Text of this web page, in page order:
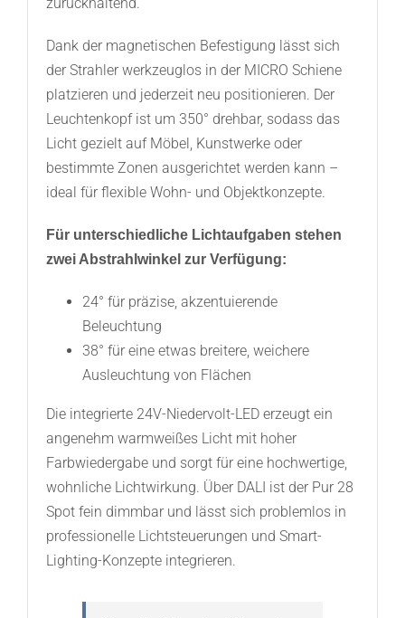
Dank der magnetischen Befestigung lässt sich
der Strahler werkzeuglos in der MICRO Schiene
platzieren und jederzeit neu positionieren. Der
Leuchtenkopf ist um 350° drehbar, sodass das
Licht gezielt auf Möbel, Kunstwerke oder
bestimmte Zonen ausgerichtet werden kann –
ideal für flexible Wohn- und Objektkonzepte.
Für unterschiedliche Lichtaufgaben stehen
zwei Abstrahlwinkel zur Verfügung:
24° für präzise, akzentuierende
Beleuchtung
38° für eine etwas breitere, weichere
Ausleuchtung von Flächen
Die integrierte 24V-Niedervolt-LED erzeugt ein
angenehm warmweißes Licht mit hoher
Farbwiedergabe und sorgt für eine hochwertige,
wohnliche Lichtwirkung. Über DALI ist der Pur 28
Spot fein dimmbar und lässt sich problemlos in
professionelle Lichtsteuerungen und Smart-
Lighting-Konzepte integrieren.